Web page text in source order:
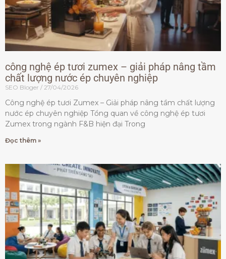
công nghệ ép tươi zumex – giải pháp nâng tầm
chất lượng nước ép chuyên nghiệp
SEO Bloger 27/04/2026
Công nghệ ép tươi Zumex – Giải pháp nâng tầm chất lượng
nước ép chuyên nghiệp Tổng quan về công nghệ ép tươi
Zumex trong ngành F&B hiện đại Trong
Đọc thêm »